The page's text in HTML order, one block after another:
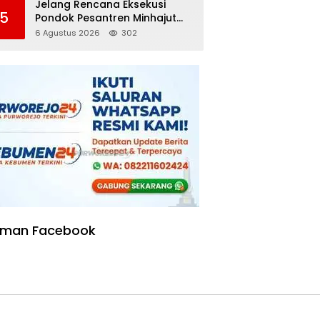
Jelang Rencana Eksekusi
Pondok Pesantren Minhajut
Tholibin, Pemkab Purworejo
6 Agustus 2026 302
Facebook